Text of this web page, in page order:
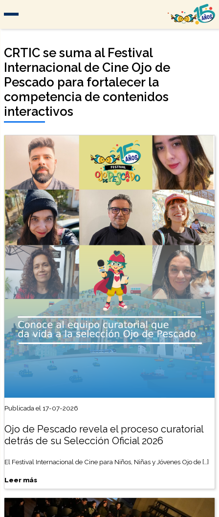
CRTIC se suma al Festival
Internacional de Cine Ojo de
Pescado para fortalecer la
competencia de contenidos
interactivos
Publicada el 17-07-2026
Ojo de Pescado revela el proceso curatorial
detrás de su Selección Oficial 2026
El Festival Internacional de Cine para Niños, Niñas y Jóvenes Ojo de […]
Leer más